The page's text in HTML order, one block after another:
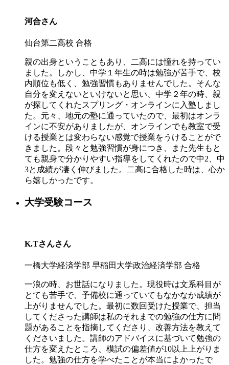
河合さん
仙台第二高校 合格
親の出身ということもあり、二高には憧れを持ってい
ました。しかし、中学１年生の時は勉強が苦手で、校
内順位も低く、勉強習慣もありませんでした。そんな
自分を変えないといけないと思い、中学２年の時、親
が探してくれたスプリング・オンラインに入塾しまし
た。元々、地元の塾に通っていたので、最初はオンラ
インに不安がありましたが、オンラインでも教室で受
ける授業とは変わらない感覚で授業をうけることがで
きました。段々と勉強習慣が身につき、また先生もと
ても親身で分かりやすい指導をしてくれたので中2、中
3と成績が凄く伸びました。二高に合格した時は、心か
ら嬉しかったです。
大学受験コース
K.Tさんさん
一橋大学経済学部 早稲田大学政治経済学部 合格
一浪の時、お世話になりました。現役時は文系科目が
とても苦手で、予備校に通っていてもなかなか成績が
上がりませんでした。最初に数回受けた授業で、担当
してくださった講師は私のそれまでの勉強の仕方に問
題があることを指摘してくださり、改善方法を教えて
くださいました。講師のアドバイスに基づいて勉強の
仕方を変えたところ、模試の偏差値が10以上上がりま
した。勉強の仕方を学べたことが本当によかったで